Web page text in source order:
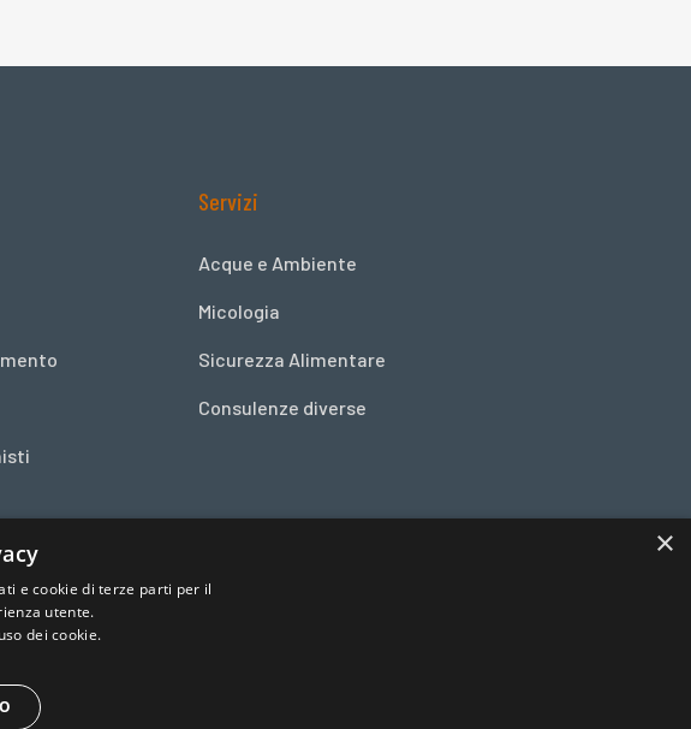
Servizi
Acque e Ambiente
Micologia
Sicurezza Alimentare
Consulenze diverse
×
e cookie di terze parti per il
utente.
dei cookie.